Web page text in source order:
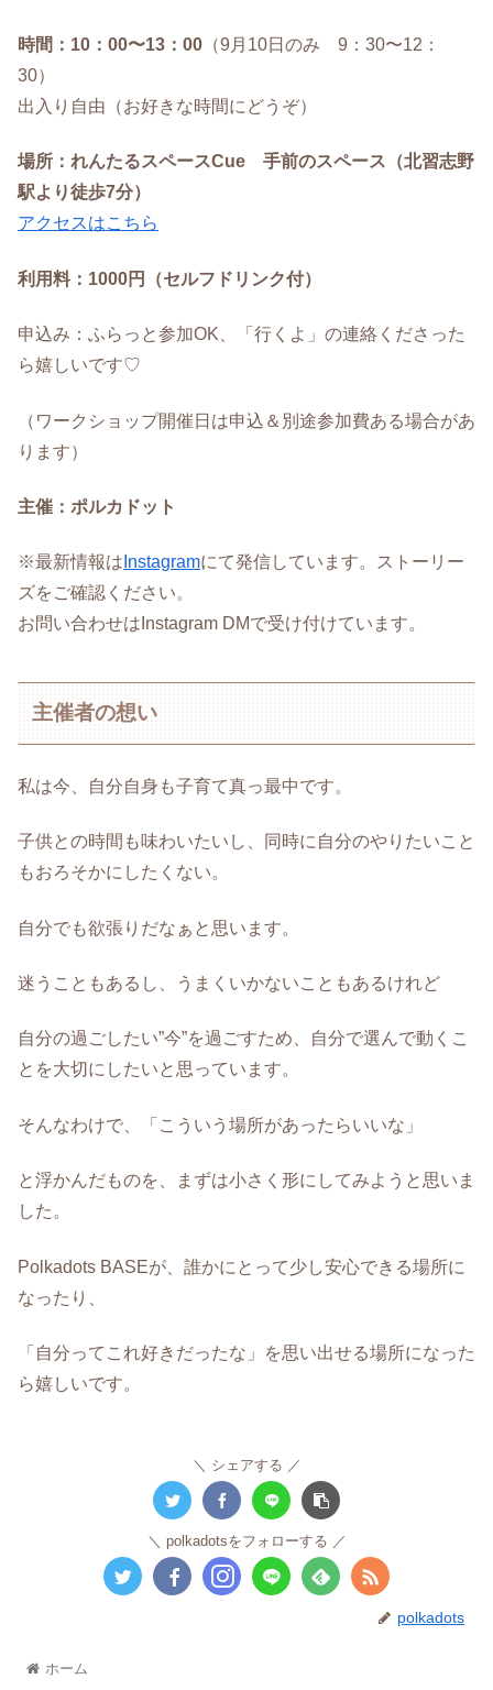
時間：10：00〜13：00 （9月10日のみ 9：30〜12：
30）
出入り自由（お好きな時間にどうぞ）
場所：れんたるスペースCue 手前のスペース（北習志野
駅より徒歩7分）
アクセスはこちら
利用料：1000円（セルフドリンク付）
申込み：ふらっと参加OK、「行くよ」の連絡くださった
ら嬉しいです♡
（ワークショップ開催日は申込＆別途参加費ある場合があ
ります）
主催：ポルカドット
※最新情報は Instagramにて発信しています。ストーリー
ズをご確認ください。
お問い合わせはInstagram DMで受け付けています。
主催者の想い
私は今、自分自身も子育て真っ最中です。
子供との時間も味わいたいし、同時に自分のやりたいこと
もおろそかにしたくない。
自分でも欲張りだなぁと思います。
迷うこともあるし、うまくいかないこともあるけれど
自分の過ごしたい”今”を過ごすため、自分で選んで動くこ
とを大切にしたいと思っています。
そんなわけで、「こういう場所があったらいいな」
と浮かんだものを、まずは小さく形にしてみようと思いま
した。
Polkadots BASEが、誰かにとって少し安心できる場所に
なったり、
「自分ってこれ好きだったな」を思い出せる場所になった
ら嬉しいです。
シェアする
polkadotsをフォローする
polkadots
ホーム